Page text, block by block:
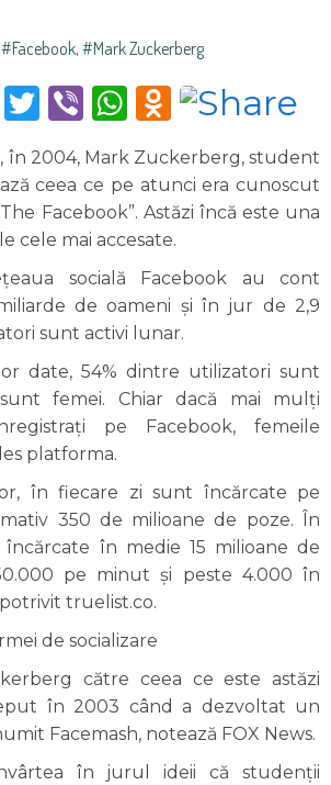
#facebook, #Mark Zuckerberg
EmailTwitter
ViberWhatsApp
în 2004, Mark Zuckerberg, student
ceea ce pe atunci era cunoscut
Facebook”. Astăzi încă este una
cele mai accesate.
socială Facebook au cont
de oameni și în jur de 2,9
sunt activi lunar.
date, 54% dintre utilizatori sunt
femei. Chiar dacă mai mulți
pe Facebook, femeile
platforma.
în fiecare zi sunt încărcate pe
350 de milioane de poze. În
în medie 15 milioane de
pe minut și peste 4.000 în
truelist.co.
de socializare
către ceea ce este astăzi
în 2003 când a dezvoltat un
Facemash, notează FOX News.
în jurul ideii că studenții